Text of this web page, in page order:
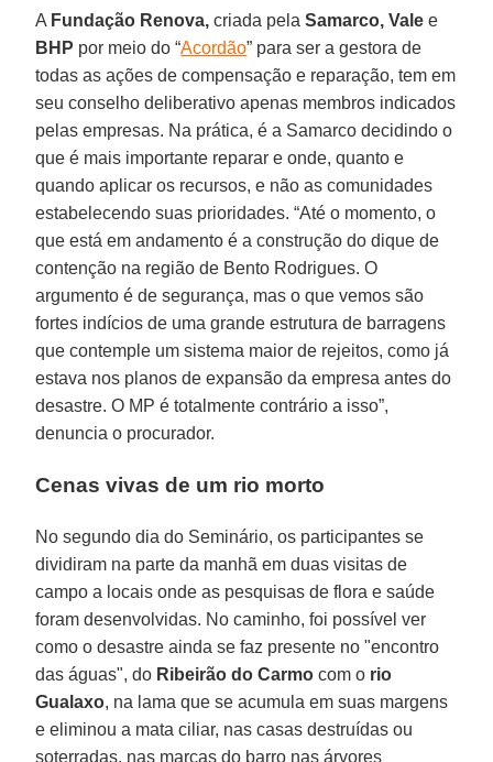
A Fundação Renova, criada pelaSamarco, Vale e
BHP por meio do “Acordão” para ser a gestora de
todas as ações de compensação e reparação, tem em
seu conselho deliberativo apenas membros indicados
pelas empresas. Na prática, é a Samarco decidindo o
que é mais importante reparar e onde, quanto e
quando aplicar os recursos, e não as comunidades
estabelecendo suas prioridades. “Até o momento, o
que está em andamento é a construção do dique de
contenção na região de Bento Rodrigues. O
argumento é de segurança, mas o que vemos são
fortes indícios de uma grande estrutura de barragens
que contemple um sistema maior de rejeitos, como já
estava nos planos de expansão da empresa antes do
desastre. O MP é totalmente contrário a isso”,
denuncia o procurador.
Cenas vivas de um rio morto
No segundo dia do Seminário, os participantes se
dividiram na parte da manhã em duas visitas de
campo a locais onde as pesquisas de flora e saúde
foram desenvolvidas. No caminho, foi possível ver
como o desastre ainda se faz presente no "encontro
das águas", do Ribeirão do Carmo com o rio
Gualaxo, na lama que se acumula em suas margens
e eliminou a mata ciliar, nas casas destruídas ou
soterradas, nas marcas do barro nas árvores